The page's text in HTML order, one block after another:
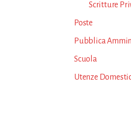
Scritture
Poste
Pubblica
Scuola
Utenze